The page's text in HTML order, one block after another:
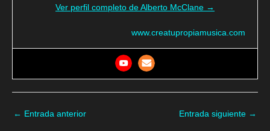
Ver perfil completo de Alberto McClane →
www.creatupropiamusica.com
← Entrada anterior Entrada siguiente →